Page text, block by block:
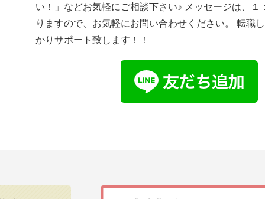
い！」などお気軽にご相談下さい♪ メッセージは、１
りますので、お気軽にお問い合わせください。 転職
かりサポート致します！！